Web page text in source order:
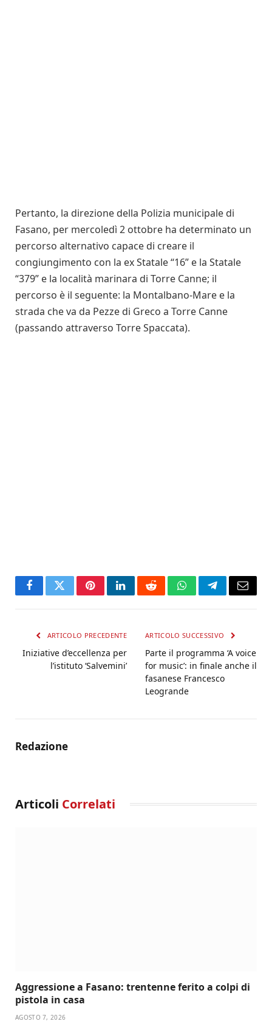
Pertanto, la direzione della Polizia municipale di
Fasano, per mercoledì 2 ottobre ha determinato un
percorso alternativo capace di creare il
congiungimento con la ex Statale “16” e la Statale
“379” e la località marinara di Torre Canne; il
percorso è il seguente: la Montalbano-Mare e la
strada che va da Pezze di Greco a Torre Canne
(passando attraverso Torre Spaccata).
FacebookTwitterPinterestLinkedInRedditWhatsAppTelegramEmail
ARTICOLO PRECEDENTE
Iniziative d’eccellenza per
l’istituto ‘Salvemini’
ARTICOLO SUCCESSIVO
Parte il programma ‘A voice
for music’: in finale anche il
fasanese Francesco
Leogrande
Redazione
Articoli Correlati
Aggressione a Fasano: trentenne ferito a colpi di
pistola in casa
AGOSTO 7, 2026